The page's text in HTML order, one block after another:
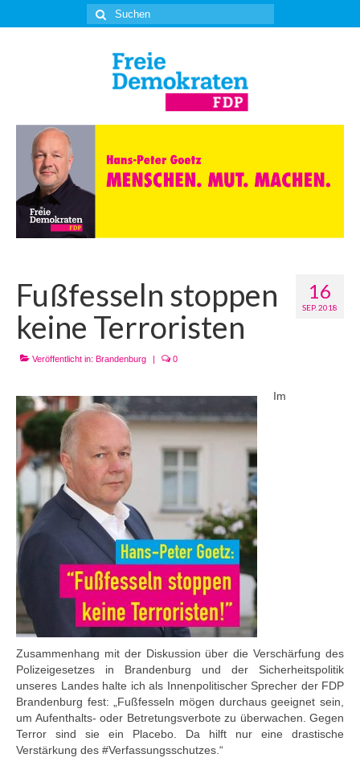
Suche
nach:
16
SEP. 2018
Fußfesseln stoppen
keine Terroristen
Veröffentlicht in: Brandenburg | 0
Im
Zusammenhang mit der Diskussion über die Verschärfung des
Polizeigesetzes in Brandenburg und der Sicherheitspolitik
unseres Landes halte ich als Innenpolitischer Sprecher der FDP
Brandenburg fest:
„Fußfesseln mögen durchaus geeignet sein,
um Aufenthalts- oder Betretungsverbote zu überwachen. Gegen
Terror sind sie ein Placebo. Da hilft nur eine drastische
Verstärkung des #Verfassungsschutzes .“